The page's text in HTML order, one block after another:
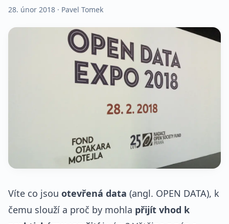
28. únor 2018 · Pavel Tomek
Víte co jsou otevřená data (angl. OPEN DATA), k
čemu slouží a proč by mohla přijít vhod k